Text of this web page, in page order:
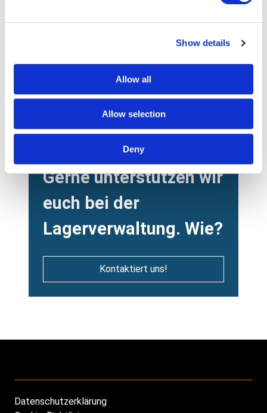
Show details
Allow all
Allow selection
Deny
Heading
Gerne unterstützen wir
euch bei der
Lagerverwaltung. Wie?
Kontaktiert uns!
Footer
Datenschutzerklärung